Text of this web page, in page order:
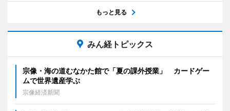
もっと見る
みん経トピックス
宗像・海の道むなかた館で「夏の課外授業」 カードゲー
ムで世界遺産学ぶ
宗像経済新聞